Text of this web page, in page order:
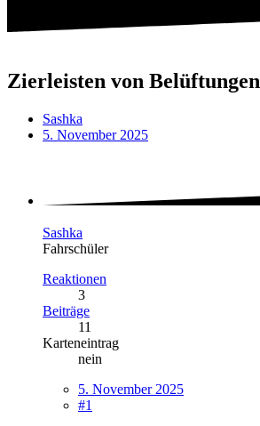
Zierleisten von Belüftungen
Sashka
5. November 2025
Sashka
Fahrschüler
Reaktionen
3
Beiträge
11
Karteneintrag
nein
5. November 2025
#1